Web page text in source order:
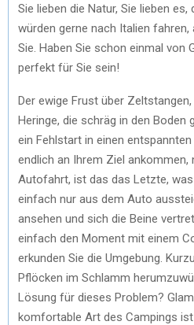
Sie lieben die Natur, Sie lieben
würden gerne nach Italien
Sie. Haben Sie schon einmal von
perfekt für Sie sein!
Der ewige Frust über
Heringe, die schräg in den Boden
ein Fehlstart in einen entspannten
endlich an Ihrem Ziel ankommen,
Autofahrt, ist das das Letzte,
einfach nur aus dem Auto
ansehen und sich die Beine
einfach den Moment mit einem
erkunden Sie die Umgebung.
Pflöcken im Schlamm
Lösung für dieses Problem?
komfortable Art des Campings